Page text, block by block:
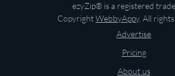
ezyZip® is a registered
CopyrightWebbyAppy. All
Advertise
Pricing
About us